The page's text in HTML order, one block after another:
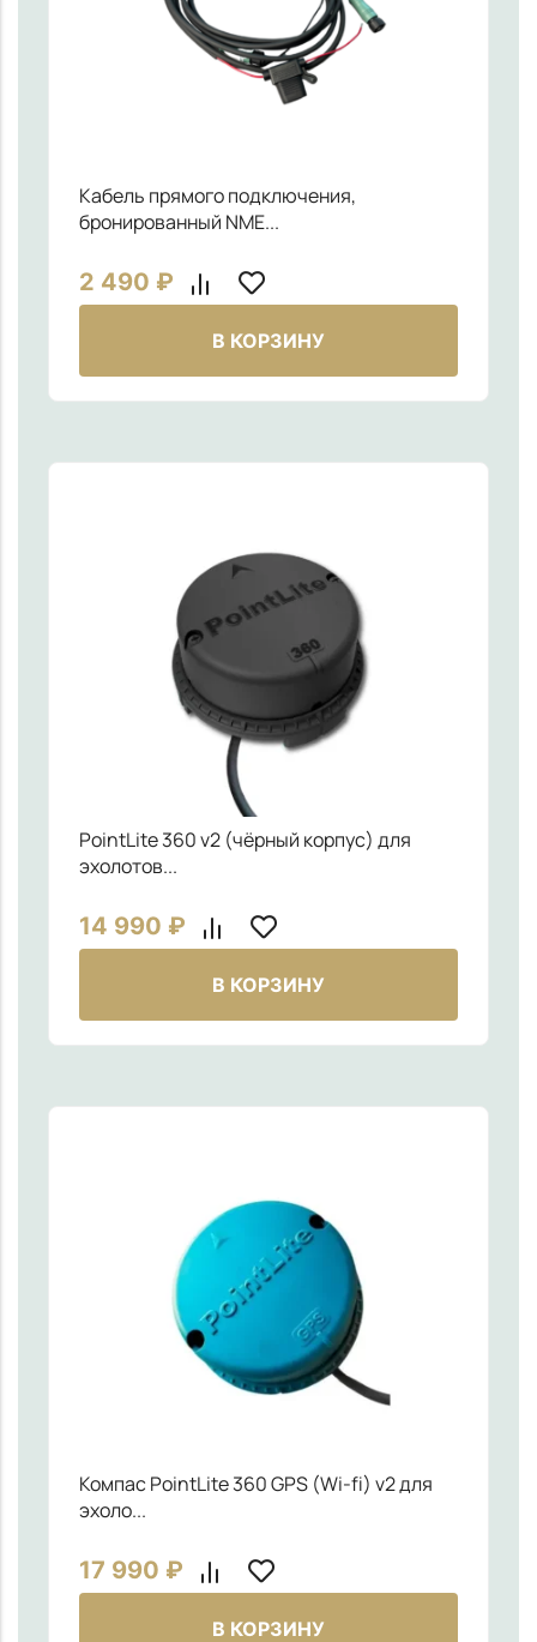
Кабель прямого подключения,
бронированный NME...
2 490 ₽
В КОРЗИНУ
PointLite 360 v2 (чёрный корпус) для
эхолотов...
14 990 ₽
В КОРЗИНУ
Компас PointLite 360 GPS (Wi-fi) v2 для
эхоло...
17 990 ₽
В КОРЗИНУ